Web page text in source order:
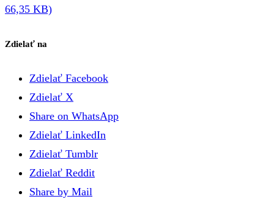
66,35 KB)
Zdielať na
Zdielať Facebook
Zdielať X
Share on WhatsApp
Zdielať LinkedIn
Zdielať Tumblr
Zdielať Reddit
Share by Mail